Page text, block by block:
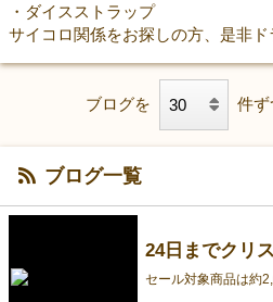
・ダイスストラップ
サイコロ関係をお探しの方、是非ド
ブログを 件ず
ブログ一覧
24日までクリ